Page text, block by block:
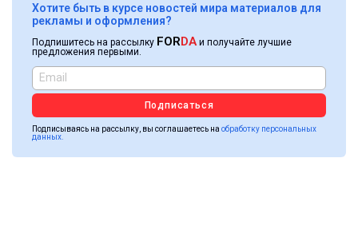
Хотите быть в курсе новостей мира материалов для
рекламы и оформления?
Подпишитесь на рассылку FORDA и получайте лучшие
предложения первыми.
Подписаться
Подписываясь на рассылку, вы соглашаетесь на обработку персональных
данных.